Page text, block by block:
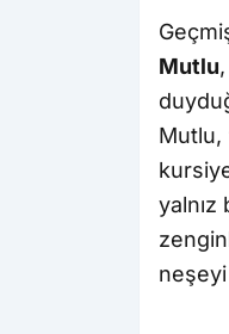
Mutlu
Mutlu,
yalnız